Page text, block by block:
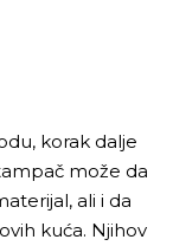
korak dalje
može da
ali i da
kuća. Njihov